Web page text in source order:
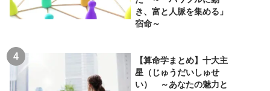
き、富と人脈を集める」
宿命～
【算命学まとめ】十大主
星（じゅうだいしゅせ
い） ～あなたの魅力と